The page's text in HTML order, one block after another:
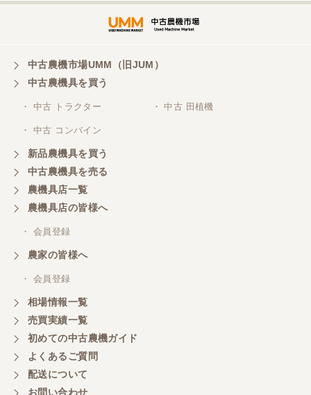
岐阜県／横倉林
岐阜県／横倉林
ありがとうございます
岐阜県／横倉林
ありがとうございます
岐阜県／横倉林
ありがとうございます
岐阜県／横倉林
ありがとうございます
中古農機市場UMM（旧JUM）
中古農機具を買う
・ 中古 トラクター ・ 中古 田植機
・ 中古 コンバイン
新品農機具を買う
中古農機具を売る
農機具店一覧
農機具店の皆様へ
・ 会員登録
農家の皆様へ
・ 会員登録
相場情報一覧
売買実績一覧
初めての中古農機ガイド
よくあるご質問
配送について
お問い合わせ